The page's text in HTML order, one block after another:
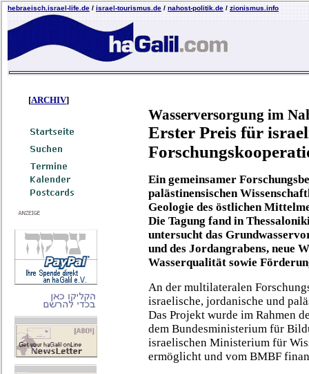
hebraeisch.israel-life.de/israel-tourismus.de/nahost-politik.de/zionismus.info
[ARCHIV]
Wasserversorgung im
Erster Preis für
Ein gemeinsamer
palästinensischen
Geologie des östlichen
Die Tagung fand in
untersucht das
und des Jordangrabens, neue
Wasserqualität sowie
An der multilateralen
israelische, jordanische und
Das Projekt wurde im Rahmen
dem Bundesministerium für
israelischen Ministerium für
ermöglicht und vom BMBF